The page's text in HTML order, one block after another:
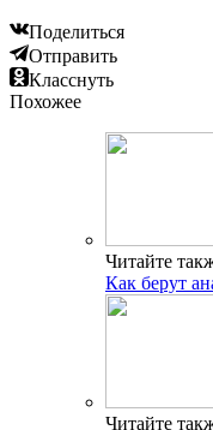
Поделиться
Отправить
Класснуть
Похожее
Читайте
Как берут
Читайте